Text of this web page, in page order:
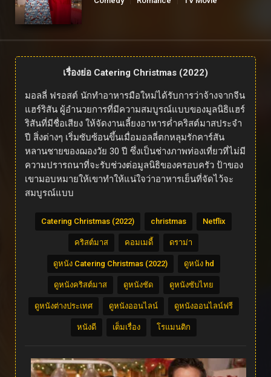
เรื่องย่อ Catering Christmas (2022)
มอลลี่ ฟรอสต์ นักทำอาหารมือใหม่ได้รับการว่าจ้างจากจีน
แฮร์ริสัน ผู้อำนวยการที่มีความสมบูรณ์แบบของมูลนิธิแฮร์
ริสันที่มีชื่อเสียง ให้จัดงานเลี้ยงอาหารค่ำคริสต์มาสประจำ
ปี สิ่งต่างๆ เริ่มซับซ้อนขึ้นเมื่อมอลลี่ตกหลุมรักคาร์สัน
หลานชายของฌองวัย 30 ปี ซึ่งเป็นช่างภาพท่องเที่ยวที่ไม่มี
ความปรารถนาที่จะรับช่วงต่อมูลนิธิของครอบครัว ป้าของ
เขามอบหมายให้เขาทำให้แน่ใจว่าอาหารเย็นที่จัดไว้จะ
สมบูรณ์แบบ
Catering Christmas (2022) christmas Netflix
คริสต์มาส คอมเมดี้ ดราม่า
ดูหนัง Catering Christmas (2022) ดูหนัง hd
ดูหนังคริสต์มาส ดูหนังชัด ดูหนังซับไทย
ดูหนังต่างประเทศ ดูหนังออนไลน์ ดูหนังออนไลน์ฟรี
หนังดี เต็มเรื่อง โรแมนติก